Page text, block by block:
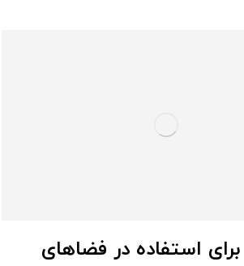
استفاده در فضاهای